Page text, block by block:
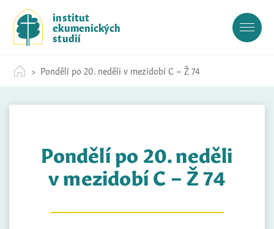
c
institut
ekumenických
studií
Pondělí po 20. neděli v mezidobí C – Ž 74
Pondělí po 20. neděli
v mezidobí C – Ž 74